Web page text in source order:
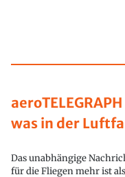
was in der
Das unabhängige
für die Fliegen mehr ist